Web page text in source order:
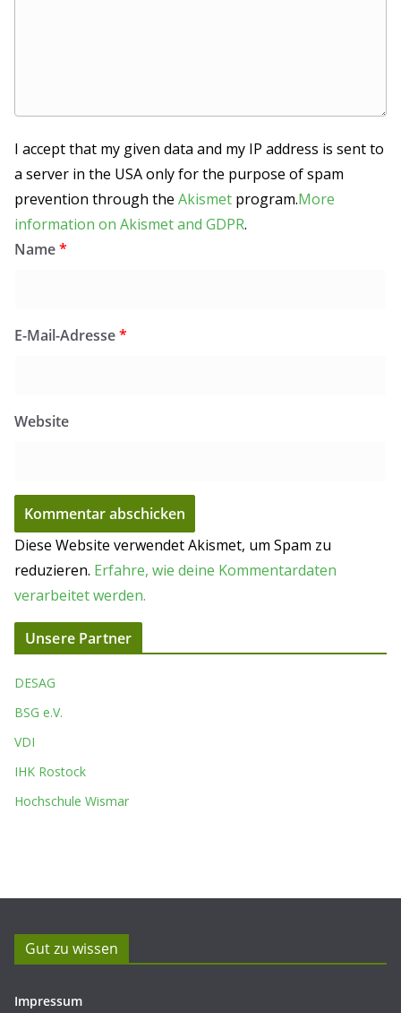
I accept that my given data and my IP address is sent to
a server in the USA only for the purpose of spam
prevention through the Akismet program.More
information on Akismet and GDPR.
Name*
E-Mail-Adresse*
Website
Diese Website verwendet Akismet, um Spam zu
reduzieren. Erfahre, wie deine Kommentardaten
verarbeitet werden.
Unsere Partner
DESAG
BSG e.V.
VDI
IHK Rostock
Hochschule Wismar
Gut zu wissen
Impressum